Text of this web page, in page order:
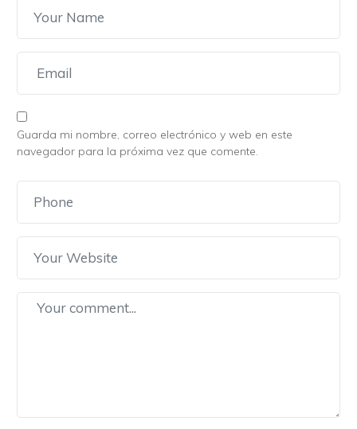
Guarda mi nombre, correo electrónico y web en este
navegador para la próxima vez que comente.